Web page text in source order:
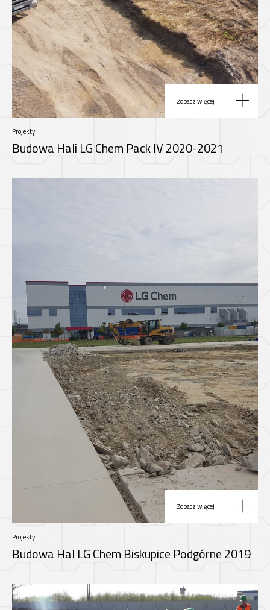
Zobacz więcej
Projekty
Budowa Hali LG Chem Pack IV 2020-2021
Zobacz więcej
Projekty
Budowa Hal LG Chem Biskupice Podgórne 2019